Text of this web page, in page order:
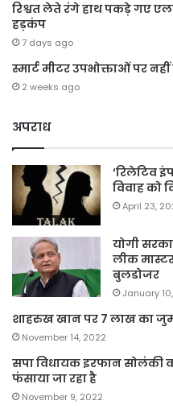
रिश्वत लेते रंगे हाथ पकड़े गए
हड़कंप
7 days ago
स्मार्ट मीटर उपभोक्ताओं पर
2 weeks ago
अपराध
‘रिलेटिव
विवाह को
April 23,
योगी
लीक
बुलडोजर
January
शाहरुख खान पर 7 लाख का
November 14, 2022
सपा विधायक इरफान सोलंकी
फंसाया जा रहा है
November 9, 2022